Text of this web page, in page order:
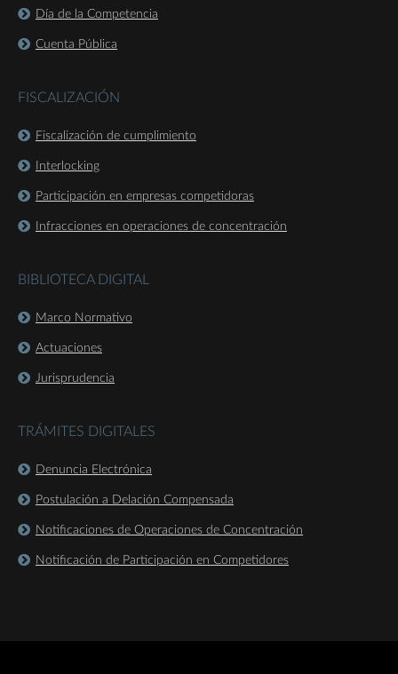
Día de la Competencia
Cuenta Pública
FISCALIZACIÓN
Fiscalización de cumplimiento
Interlocking
Participación en empresas competidoras
Infracciones en operaciones de concentración
BIBLIOTECA DIGITAL
Marco Normativo
Actuaciones
Jurisprudencia
TRÁMITES DIGITALES
Denuncia Electrónica
Postulación a Delación Compensada
Notificaciones de Operaciones de Concentración
Notificación de Participación en Competidores